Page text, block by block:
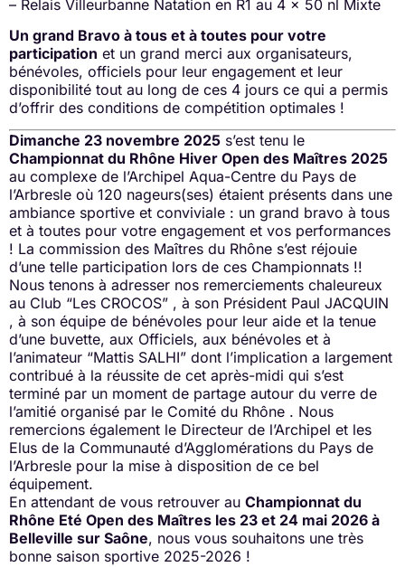
– Relais Villeurbanne Natation en R1 au 4 x 50 nl Mixte
Un grand Bravo à tous et à toutes pour votre
participation et un grand merci aux organisateurs,
bénévoles, officiels pour leur engagement et leur
disponibilité tout au long de ces 4 jours ce qui a permis
d’offrir des conditions de compétition optimales !
Dimanche 23 novembre 2025 s’est tenu le
Championnat du Rhône Hiver Open des Maîtres 2025
au complexe de l’Archipel Aqua-Centre du Pays de
l’Arbresle où 120 nageurs(ses) étaient présents dans une
ambiance sportive et conviviale : un grand bravo à tous
et à toutes pour votre engagement et vos performances
! La commission des Maîtres du Rhône s’est réjouie
d’une telle participation lors de ces Championnats !!
Nous tenons à adresser nos remerciements chaleureux
au Club “Les CROCOS” , à son Président Paul JACQUIN
, à son équipe de bénévoles pour leur aide et la tenue
d’une buvette, aux Officiels, aux bénévoles et à
l’animateur “Mattis SALHI” dont l’implication a largement
contribué à la réussite de cet après-midi qui s’est
terminé par un moment de partage autour du verre de
l’amitié organisé par le Comité du Rhône . Nous
remercions également le Directeur de l’Archipel et les
Elus de la Communauté d’Agglomérations du Pays de
l’Arbresle pour la mise à disposition de ce bel
équipement.
En attendant de vous retrouver au Championnat du
Rhône Eté Open des Maîtres les 23 et 24 mai 2026 à
Belleville sur Saône, nous vous souhaitons une très
bonne saison sportive 2025-2026 !